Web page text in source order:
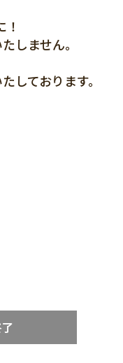
しません。
しております。